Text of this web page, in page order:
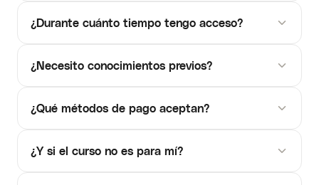
¿Durante cuánto tiempo tengo acceso?
¿Necesito conocimientos previos?
¿Qué métodos de pago aceptan?
¿Y si el curso no es para mí?